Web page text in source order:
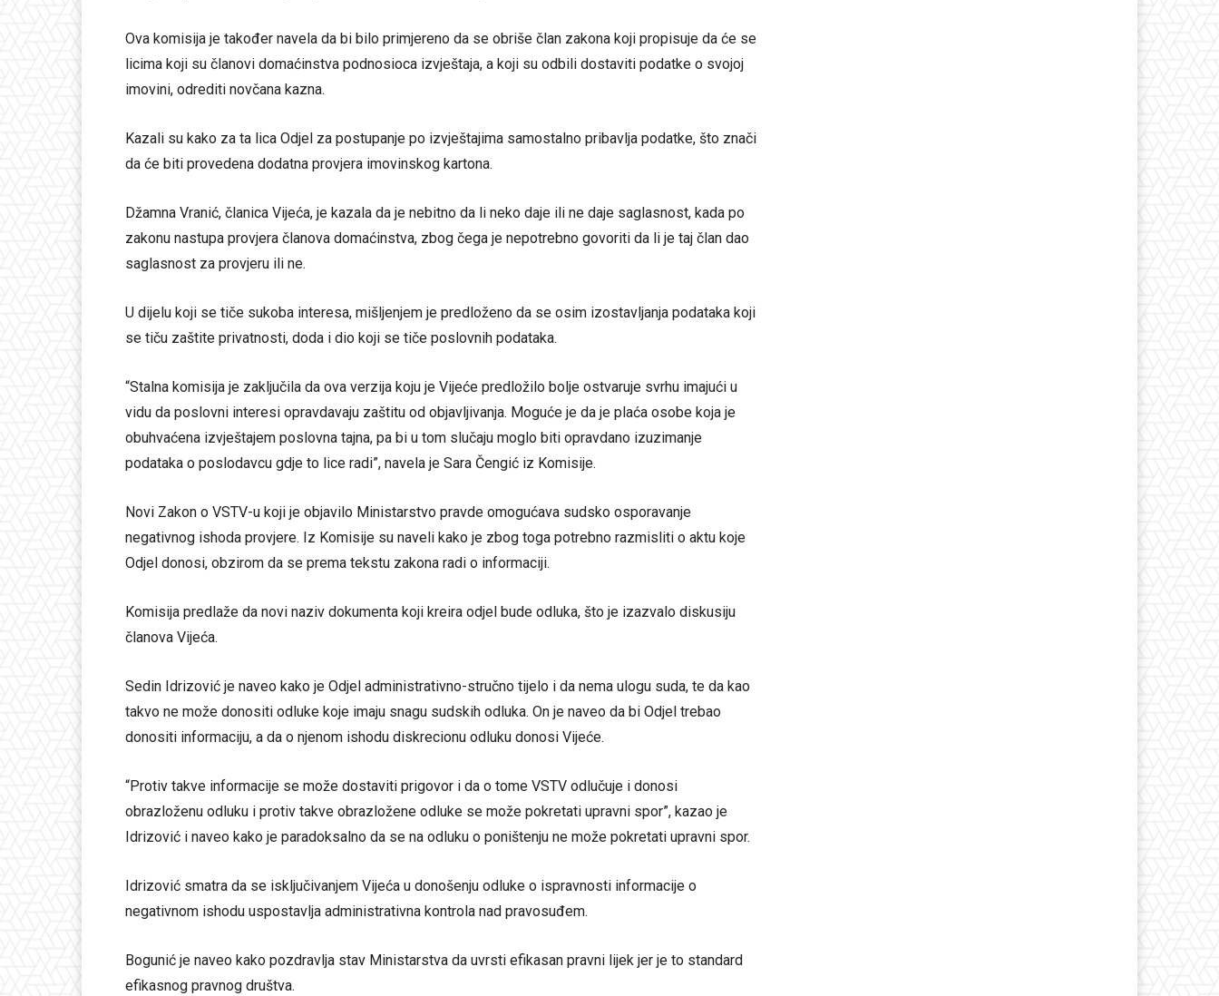
Ova komisija je također navela da bi bilo primjereno da se obriše član zakona koji propisuje da će se
licima koji su članovi domaćinstva podnosioca izvještaja, a koji su odbili dostaviti podatke o svojoj
imovini, odrediti novčana kazna.
Kazali su kako za ta lica Odjel za postupanje po izvještajima samostalno pribavlja podatke, što znači
da će biti provedena dodatna provjera imovinskog kartona.
Džamna Vranić, članica Vijeća, je kazala da je nebitno da li neko daje ili ne daje saglasnost, kada po
zakonu nastupa provjera članova domaćinstva, zbog čega je nepotrebno govoriti da li je taj član dao
saglasnost za provjeru ili ne.
U dijelu koji se tiče sukoba interesa, mišljenjem je predloženo da se osim izostavljanja podataka koji
se tiču zaštite privatnosti, doda i dio koji se tiče poslovnih podataka.
“Stalna komisija je zaključila da ova verzija koju je Vijeće predložilo bolje ostvaruje svrhu imajući u
vidu da poslovni interesi opravdavaju zaštitu od objavljivanja. Moguće je da je plaća osobe koja je
obuhvaćena izvještajem poslovna tajna, pa bi u tom slučaju moglo biti opravdano izuzimanje
podataka o poslodavcu gdje to lice radi”, navela je Sara Čengić iz Komisije.
Novi Zakon o VSTV-u koji je objavilo Ministarstvo pravde omogućava sudsko osporavanje
negativnog ishoda provjere. Iz Komisije su naveli kako je zbog toga potrebno razmisliti o aktu koje
Odjel donosi, obzirom da se prema tekstu zakona radi o informaciji.
Komisija predlaže da novi naziv dokumenta koji kreira odjel bude odluka, što je izazvalo diskusiju
članova Vijeća.
Sedin Idrizović je naveo kako je Odjel administrativno-stručno tijelo i da nema ulogu suda, te da kao
takvo ne može donositi odluke koje imaju snagu sudskih odluka. On je naveo da bi Odjel trebao
donositi informaciju, a da o njenom ishodu diskrecionu odluku donosi Vijeće.
“Protiv takve informacije se može dostaviti prigovor i da o tome VSTV odlučuje i donosi
obrazloženu odluku i protiv takve obrazložene odluke se može pokretati upravni spor”, kazao je
Idrizović i naveo kako je paradoksalno da se na odluku o poništenju ne može pokretati upravni spor.
Idrizović smatra da se isključivanjem Vijeća u donošenju odluke o ispravnosti informacije o
negativnom ishodu uspostavlja administrativna kontrola nad pravosuđem.
Bogunić je naveo kako pozdravlja stav Ministarstva da uvrsti efikasan pravni lijek jer je to standard
efikasnog pravnog društva.